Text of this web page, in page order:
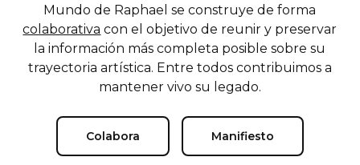
Mundo de Raphael se construye de forma
colaborativa con el objetivo de reunir y preservar
la información más completa posible sobre su
trayectoria artística. Entre todos contribuimos a
mantener vivo su legado.
Colabora Manifiesto